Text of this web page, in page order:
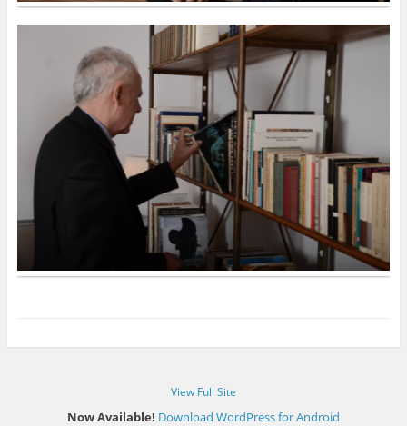
View Full Site
Now Available! Download WordPress for Android